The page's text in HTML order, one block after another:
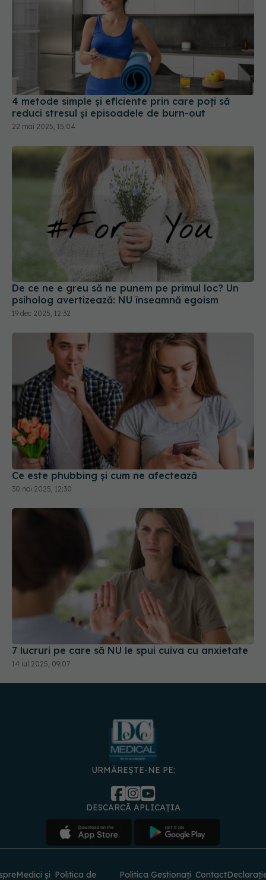
4 metode simple și eficiente prin care poți să
reduci stresul și episoadele de burn-out
22 mai 2025, 15:04
De ce ne e greu să ne punem pe primul loc? Un
psiholog avertizează: NU înseamnă egoism
Ce este phubbing și cum ne afectează
30 noi 2025, 12:30
7 lucruri pe care să NU le spui cuiva cu anxietate
URMĂREȘTE-NE PE:
DESCARCĂ APLICAȚIA
specialiști
Politica de
Cookies
Gestionați
preferințele
Contact